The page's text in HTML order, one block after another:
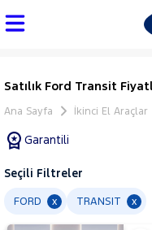
Satılık Ford Transit
Ana Sayfa İkinci El Araçlar
Garantili
Seçili Filtreler
FORD x TRANSIT x